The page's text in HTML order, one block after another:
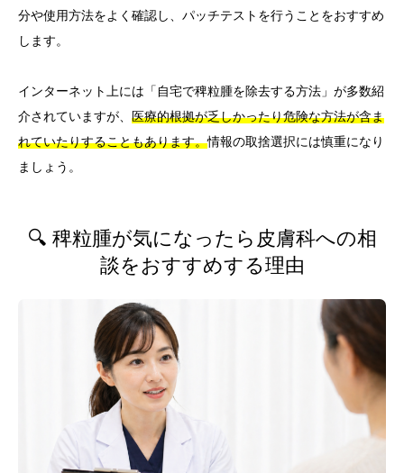
分や使用方法をよく確認し、パッチテストを行うことをおすすめ
します。
インターネット上には「自宅で稗粒腫を除去する方法」が多数紹
介されていますが、 医療的根拠が乏しかったり危険な方法が含ま
れていたりすることもあります。情報の取捨選択には慎重になり
ましょう。
🔍 稗粒腫が気になったら皮膚科への相
談をおすすめする理由